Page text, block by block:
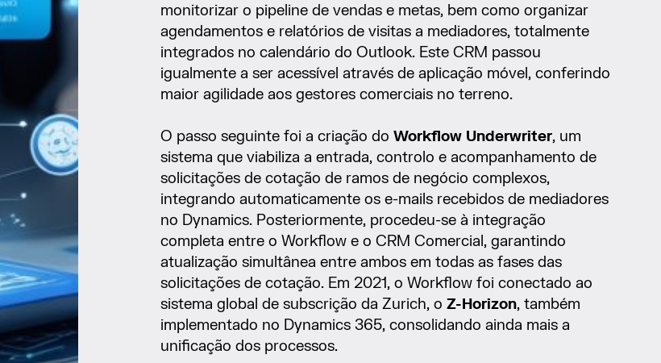
monitorizar o pipeline de vendas e metas, bem como organizar
agendamentos e relatórios de visitas a mediadores, totalmente
integrados no calendário do Outlook. Este CRM passou
igualmente a ser acessível através de aplicação móvel, conferindo
maior agilidade aos gestores comerciais no terreno.
O passo seguinte foi a criação do Workflow Underwriter, um
sistema que viabiliza a entrada, controlo e acompanhamento de
solicitações de cotação de ramos de negócio complexos,
integrando automaticamente os e-mails recebidos de mediadores
no Dynamics. Posteriormente, procedeu-se à integração
completa entre o Workflow e o CRM Comercial, garantindo
atualização simultânea entre ambos em todas as fases das
solicitações de cotação. Em 2021, o Workflow foi conectado ao
sistema global de subscrição da Zurich, o Z-Horizon, também
implementado no Dynamics 365, consolidando ainda mais a
unificação dos processos.